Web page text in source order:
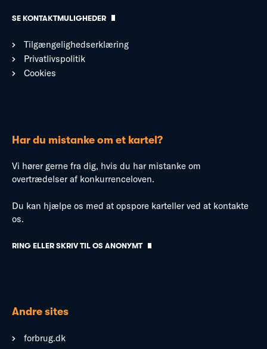
SE KONTAKTMULIGHEDER
Tilgængelighedserklæring
Privatlivspolitik
Cookies
Har du mistanke om et kartel?
Vi hører gerne fra dig, hvis du har mistanke om
overtrædelser af konkurrenceloven.
Du kan hjælpe os med at opspore karteller ved at kontakte
os.
RING ELLER SKRIV TIL OS ANONYMT
Andre sites
forbrug.dk